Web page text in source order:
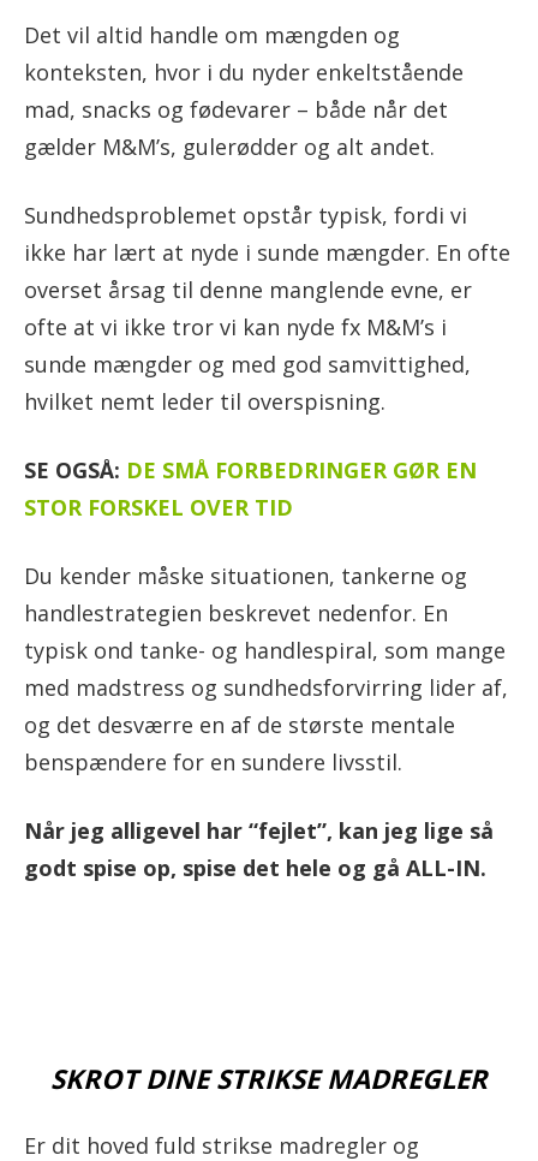
Det vil altid handle om mængden og
konteksten, hvor i du nyder enkeltstående
mad, snacks og fødevarer – både når det
gælder M&M’s, gulerødder og alt andet.
Sundhedsproblemet opstår typisk, fordi vi
ikke har lært at nyde i sunde mængder. En ofte
overset årsag til denne manglende evne, er
ofte at vi ikke tror vi kan nyde fx M&M’s i
sunde mængder og med god samvittighed,
hvilket nemt leder til overspisning.
SE OGSÅ: DE SMÅ FORBEDRINGER GØR EN
STOR FORSKEL OVER TID
Du kender måske situationen, tankerne og
handlestrategien beskrevet nedenfor. En
typisk ond tanke- og handlespiral, som mange
med madstress og sundhedsforvirring lider af,
og det desværre en af de største mentale
benspændere for en sundere livsstil.
Når jeg alligevel har “fejlet”, kan jeg lige så
godt spise op, spise det hele og gå ALL-IN.
SKROT DINE STRIKSE MADREGLER
Er dit hoved fuld strikse madregler og